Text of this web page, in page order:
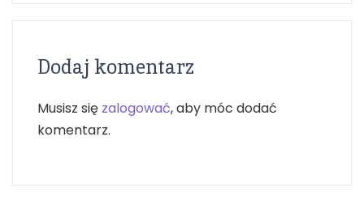
Dodaj komentarz
Musisz się zalogować, aby móc dodać
komentarz.